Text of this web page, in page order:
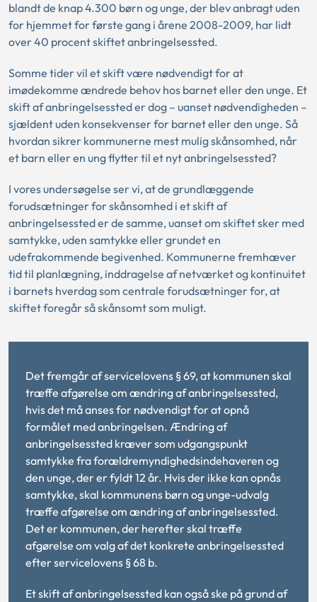
blandt de knap 4.300 børn og unge, der blev anbragt uden
for hjemmet for første gang i årene 2008-2009, har lidt
over 40 procent skiftet anbringelsessted.
Somme tider vil et skift være nødvendigt for at
imødekomme ændrede behov hos barnet eller den unge. Et
skift af anbringelsessted er dog – uanset nødvendigheden –
sjældent uden konsekvenser for barnet eller den unge. Så
hvordan sikrer kommunerne mest mulig skånsomhed, når
et barn eller en ung flytter til et nyt anbringelsessted?
I vores undersøgelse ser vi, at de grundlæggende
forudsætninger for skånsomhed i et skift af
anbringelsessted er de samme, uanset om skiftet sker med
samtykke, uden samtykke eller grundet en
udefrakommende begivenhed. Kommunerne fremhæver
tid til planlægning, inddragelse af netværket og kontinuitet
i barnets hverdag som centrale forudsætninger for, at
skiftet foregår så skånsomt som muligt.
Det fremgår af servicelovens § 69, at kommunen skal
træffe afgørelse om ændring af anbringelsessted,
hvis det må anses for nødvendigt for at opnå
formålet med anbringelsen. Ændring af
anbringelsessted kræver som udgangspunkt
samtykke fra forældremyndighedsindehaveren og
den unge, der er fyldt 12 år. Hvis der ikke kan opnås
samtykke, skal kommunens børn og unge-udvalg
træffe afgørelse om ændring af anbringelsessted.
Det er kommunen, der herefter skal træffe
afgørelse om valg af det konkrete anbringelsessted
efter servicelovens § 68 b.
Et skift af anbringelsessted kan også ske på grund af